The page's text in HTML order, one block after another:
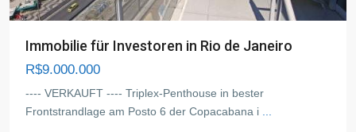
Immobilie für Investoren in Rio de Janeiro
R$9.000.000
---- VERKAUFT ---- Triplex-Penthouse in bester
Frontstrandlage am Posto 6 der Copacabana i